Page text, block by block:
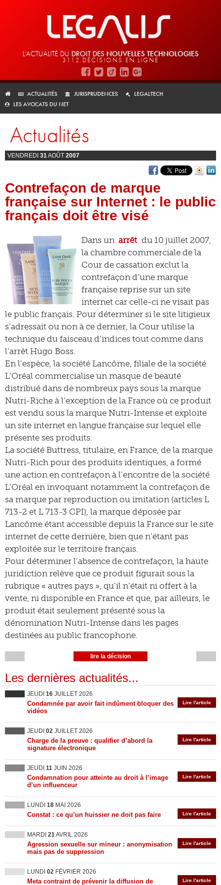
L'ACTUALITÉ DU DROIT DES NOUVELLES TECHNOLOGIES
3112 DÉCISIONS EN LIGNE
ACTUALITÉS JURISPRUDENCES
LEGALTECH
LES AVOCATS DU NET
Actualités
VENDREDI 31AOÛT 2007
Contrefaçon de marque
française sur Internet : le public
français doit être visé
Dans un arrêt du 10 juillet 2007,
la chambre commerciale de la
Cour de cassation exclut la
contrefaçon d’une marque
française reprise sur un site
internet car celle-ci ne visait pas
le public français. Pour déterminer si le site litigieux
s’adressait ou non à ce dernier, la Cour utilise la
technique du faisceau d’indices tout comme dans
l’arrêt Hugo Boss.
En l’espèce, la société Lancôme, filiale de la société
L’Oréal commercialise un masque de beauté
distribué dans de nombreux pays sous la marque
Nutri-Riche à l’exception de la France où ce produit
est vendu sous la marque Nutri-Intense et exploite
un site internet en langue française sur lequel elle
présente ses produits.
La société Buttress, titulaire, en France, de la marque
Nutri-Rich pour des produits identiques, a formé
une action en contrefaçon à l’encontre de la société
L’Oréal en invoquant notamment la contrefaçon de
sa marque par reproduction ou imitation (articles L
713-2 et L 713-3 CPI), la marque déposée par
Lancôme étant accessible depuis la France sur le site
internet de cette dernière, bien que n’étant pas
exploitée sur le territoire français.
Pour déterminer l’absence de contrefaçon, la haute
juridiction relève que ce produit figurait sous la
rubrique « autres pays », qu’il n’était ni offert à la
vente, ni disponible en France et que, par ailleurs, le
produit était seulement présenté sous la
dénomination Nutri-Intense dans les pages
destinées au public francophone.
lire la décision
Les dernières actualités...
JEUDI 16 JUILLET 2026
Lire l'article
Condamnée par avoir fait indûment bloquer des
vidéos
JEUDI 02 JUILLET 2026
Lire l'article
Charge de la preuve : qualifier d’abord la
signature électronique
JEUDI 11 JUIN 2026
Lire l'article
Condamnation pour atteinte au droit à l’image
d’un influenceur
LUNDI 18 MAI 2026
Lire l'article
Constat : ce qu’un huissier ne doit pas faire
MARDI 21AVRIL 2026
Lire l'article
Agression sexuelle sur mineur : anonymisation
mais pas de suppression
LUNDI 02 FÉVRIER 2026
Lire l'article
Meta contraint de prévenir la diffusion de